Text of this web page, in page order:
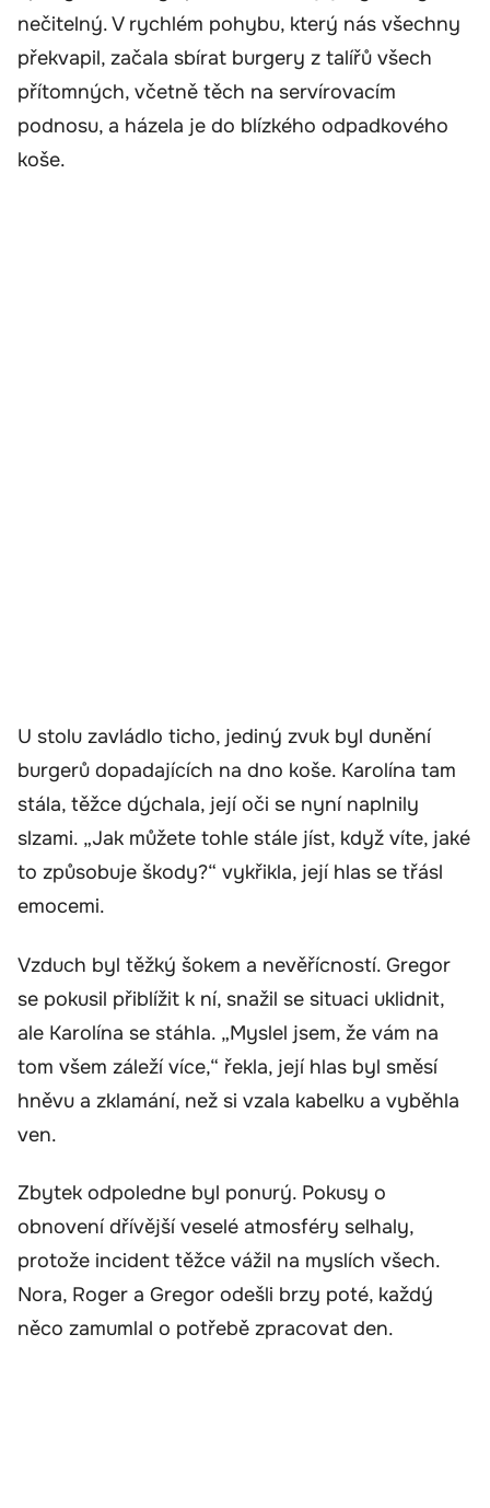
nečitelný. V rychlém pohybu, který nás všechny
překvapil, začala sbírat burgery z talířů všech
přítomných, včetně těch na servírovacím
podnosu, a házela je do blízkého odpadkového
koše.
U stolu zavládlo ticho, jediný zvuk byl dunění
burgerů dopadajících na dno koše. Karolína tam
stála, těžce dýchala, její oči se nyní naplnily
slzami. „Jak můžete tohle stále jíst, když víte, jaké
to způsobuje škody?“ vykřikla, její hlas se třásl
emocemi.
Vzduch byl těžký šokem a nevěřícností. Gregor
se pokusil přiblížit k ní, snažil se situaci uklidnit,
ale Karolína se stáhla. „Myslel jsem, že vám na
tom všem záleží více,“ řekla, její hlas byl směsí
hněvu a zklamání, než si vzala kabelku a vyběhla
ven.
Zbytek odpoledne byl ponurý. Pokusy o
obnovení dřívější veselé atmosféry selhaly,
protože incident těžce vážil na myslích všech.
Nora, Roger a Gregor odešli brzy poté, každý
něco zamumlal o potřebě zpracovat den.